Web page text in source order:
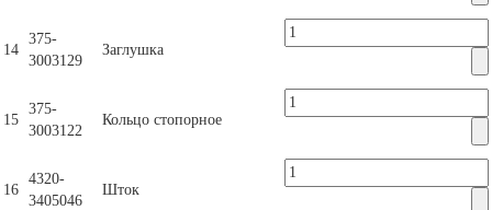
14
375-
3003129
Заглушка
15
375-
3003122
Кольцо стопорное
16
4320-
3405046
Шток